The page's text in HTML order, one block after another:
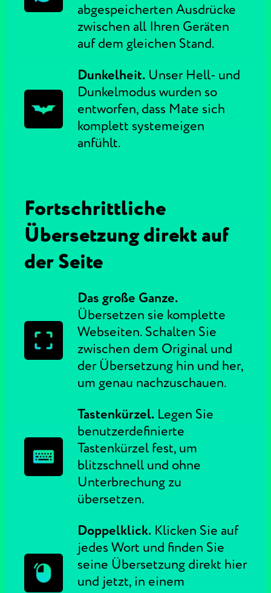
abgespeicherten Ausdrücke
zwischen all Ihren Geräten
auf dem gleichen Stand.
Dunkelheit. Unser Hell- und
Dunkelmodus wurden so
entworfen, dass Mate sich
komplett systemeigen
anfühlt.
Fortschrittliche
Übersetzung direkt auf
der Seite
Das große Ganze.
Übersetzen sie komplette
Webseiten. Schalten Sie
zwischen dem Original und
der Übersetzung hin und her,
um genau nachzuschauen.
Tastenkürzel. Legen Sie
benutzerdefinierte
Tastenkürzel fest, um
blitzschnell und ohne
Unterbrechung zu
übersetzen.
Doppelklick. Klicken Sie auf
jedes Wort und finden Sie
seine Übersetzung direkt hier
und jetzt, in einem